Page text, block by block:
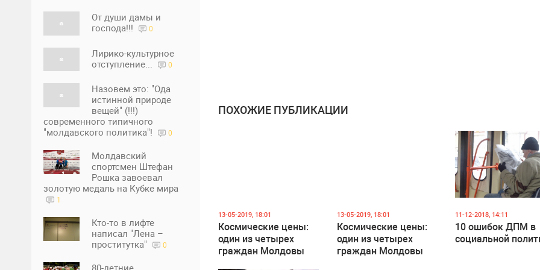
От души дамы и
господа!!!
0
Лирико-культурное
отступление...
0
Назовем это: "Ода
истинной природе
вещей" (!!!)
современного типичного
"молдавского политика"!
0
Молдавский
спортсмен Штефан
Рошка завоевал
золотую медаль на Кубке мира
1
Кто-то в лифте
написал "Лена –
проститутка"
0
ПОХОЖИЕ ПУБЛИКАЦИИ
13-05-2019, 18:01
Космические цены:
один из четырех
граждан Молдовы
13-05-2019, 18:01
Космические цены:
один из четырех
граждан Молдовы
11-12-2018, 14:11
10 ошибок ДПМ в
социальной